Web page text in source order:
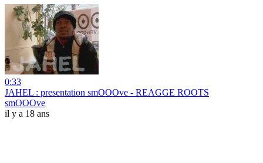
0:33
JAHEL : presentation smOOOve - REAGGE ROOTS
smOOOve
il y a 18 ans